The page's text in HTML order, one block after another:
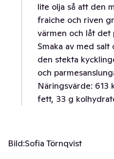
lite olja så att den
fraiche och riven
värmen och låt det
Smaka av med salt
den stekta
och
Näringsvärde: 613
fett, 33 g
Bild:Sofia Törnqvist